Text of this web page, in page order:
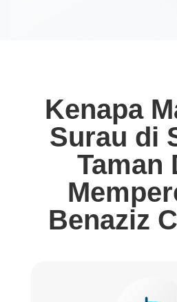
Kenapa
Surau di
Taman
Benaziz